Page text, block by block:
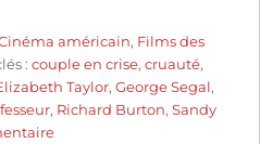
américain, Films des
:couple en crise,cruauté,
Taylor,George Segal,
, Richard Burton,Sandy
sur